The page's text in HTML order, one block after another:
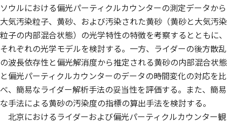
ソウルにおける偏光パーティクルカウンターの測定データから
大気汚染粒子、黄砂、および汚染された黄砂（黄砂と大気汚染
粒子の内部混合状態）の光学特性の特徴を考察するとともに、
それぞれの光学モデルを検討する。一方、ライダーの後方散乱
の波長依存性と偏光解消度から推定される黄砂の内部混合状態
と偏光パーティクルカウンターのデータの時間変化の対応を比
べ、簡易なライダー解析手法の妥当性を評価する。また、簡易
な手法による黄砂の汚染度の指標の算出手法を検討する。
北京におけるライダーおよび偏光パーティクルカウンター観